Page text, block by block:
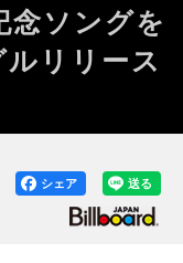
念ソングを
リリース
送る
シェア